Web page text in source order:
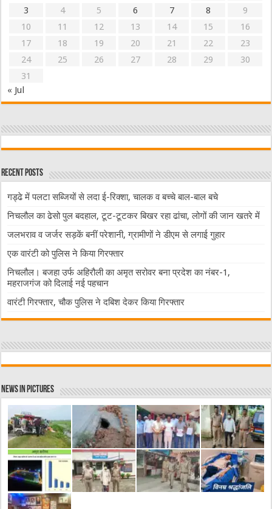
3
4 5 6 7 8
9
10
11 12 13 14 15
16
17
18 19 20 21 22
23
24
25 26 27 28 29
30
31
« Jul
Recent Posts
गड्ढे में पलटा सब्जियों से लदा ई-रिक्शा, चालक व बच्चे बाल-बाल बचे
निचलौल का ढेसो पुल बदहाल, टूट-टूटकर बिखर रहा ढांचा, लोगों की जान खतरे में
जलभराव व जर्जर सड़कें बनीं परेशानी, ग्रामीणों ने डीएम से लगाई गुहार
एक वारंटी को पुलिस ने किया गिरफ्तार
निचलौल। बजहा उर्फ अहिरौली का अमृत सरोवर बना प्रदेश का नंबर-1,
महराजगंज को दिलाई नई पहचान
वारंटी गिरफ्तार, चौक पुलिस ने दबिश देकर किया गिरफ्तार
News in Pictures